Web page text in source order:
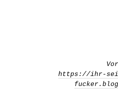
https://ihr-